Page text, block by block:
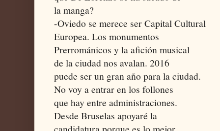
la manga?
-Oviedo se merece ser Capital Cultural
Europea. Los monumentos
Prerrománicos y la afición musical
de la ciudad nos avalan. 2016
puede ser un gran año para la ciudad.
No voy a entrar en los follones
que hay entre administraciones.
Desde Bruselas apoyaré la